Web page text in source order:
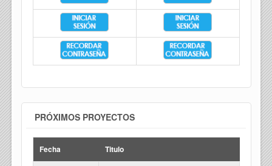
PRÓXIMOS PROYECTOS
Fecha Titulo